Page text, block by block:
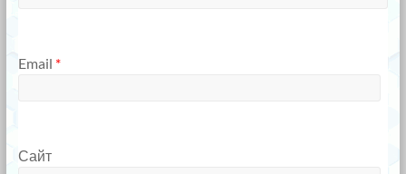
Email *
Сайт